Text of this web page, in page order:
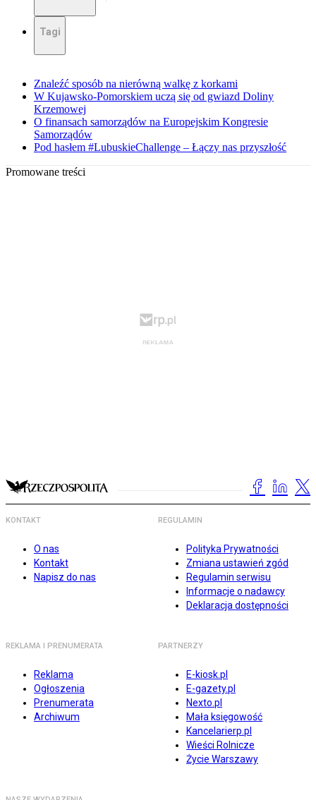
Tagi
Znaleźć sposób na nierówną walkę z korkami
W Kujawsko-Pomorskiem uczą się od gwiazd Doliny
Krzemowej
O finansach samorządów na Europejskim Kongresie
Samorządów
Pod hasłem #LubuskieChallenge – Łączy nas przyszłość
Promowane treści
KONTAKT
O nas
Kontakt
Napisz do nas
REGULAMIN
Polityka Prywatności
Zmiana ustawień zgód
Regulamin serwisu
Informacje o nadawcy
Deklaracja dostępności
REKLAMA I PRENUMERATA
Reklama
Ogłoszenia
Prenumerata
Archiwum
PARTNERZY
E-kiosk.pl
E-gazety.pl
Nexto.pl
Mała księgowość
Kancelarierp.pl
Wieści Rolnicze
Życie Warszawy